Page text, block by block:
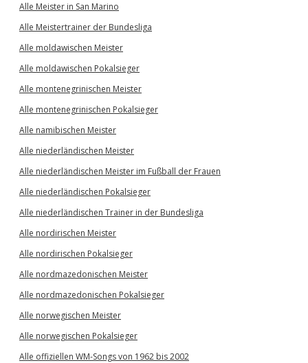
Alle Meister in San Marino
Alle Meistertrainer der Bundesliga
Alle moldawischen Meister
Alle moldawischen Pokalsieger
Alle montenegrinischen Meister
Alle montenegrinischen Pokalsieger
Alle namibischen Meister
Alle niederländischen Meister
Alle niederländischen Meister im Fußball der Frauen
Alle niederländischen Pokalsieger
Alle niederländischen Trainer in der Bundesliga
Alle nordirischen Meister
Alle nordirischen Pokalsieger
Alle nordmazedonischen Meister
Alle nordmazedonischen Pokalsieger
Alle norwegischen Meister
Alle norwegischen Pokalsieger
Alle offiziellen WM-Songs von 1962 bis 2002